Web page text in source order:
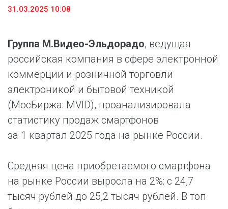
31.03.2025 10:08
Группа М.Видео-Эльдорадо, ведущая
российская компания в сфере электронной
коммерции и розничной торговли
электроникой и бытовой техникой
(МосБиржа: MVID), проанализировала
статистику продаж смартфонов
за 1 квартал 2025 года на рынке России.
Средняя цена приобретаемого смартфона
на рынке России выросла на 2%: с 24,7
тысяч рублей до 25,2 тысяч рублей. В топ